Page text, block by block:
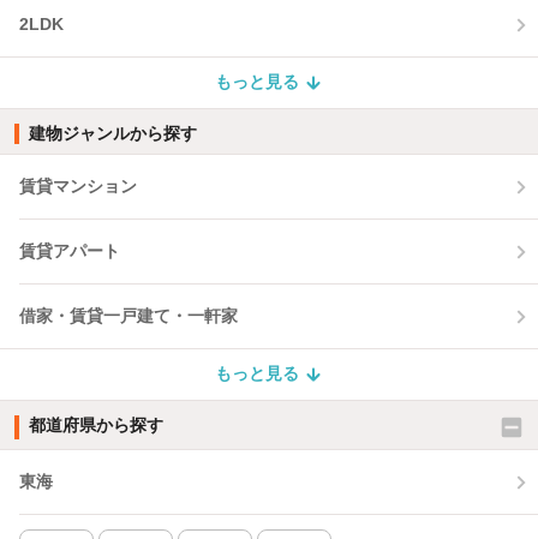
2LDK
もっと見る
建物ジャンルから探す
賃貸マンション
賃貸アパート
借家・賃貸一戸建て・一軒家
もっと見る
都道府県から探す
東海